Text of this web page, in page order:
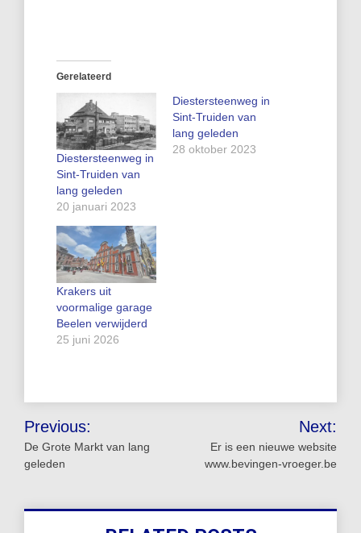
Gerelateerd
Diestersteenweg in
Sint-Truiden van
lang geleden
20 januari 2023
Diestersteenweg in
Sint-Truiden van
lang geleden
28 oktober 2023
Krakers uit
voormalige garage
Beelen verwijderd
25 juni 2026
Bericht
navigatie
Previous:
De Grote Markt van lang
geleden
Next:
Er is een nieuwe website
www.bevingen-vroeger.be